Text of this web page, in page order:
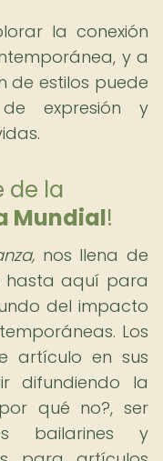
la conexión
y a
de estilos puede
expresión y
de la
Mundial!
nos llena de
aquí para
del impacto
Los
artículo en sus
difundiendo la
qué no?, ser
bailarines y